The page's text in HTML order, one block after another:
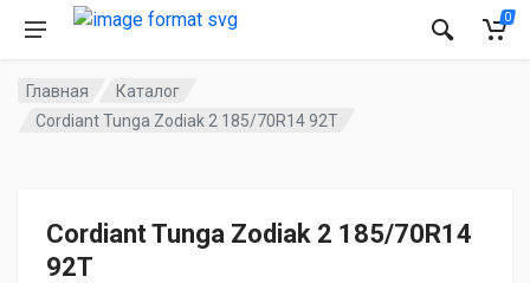
0
Главная
Каталог
Cordiant Tunga Zodiak 2 185/70R14 92T
Cordiant Tunga Zodiak 2 185/70R14
92T